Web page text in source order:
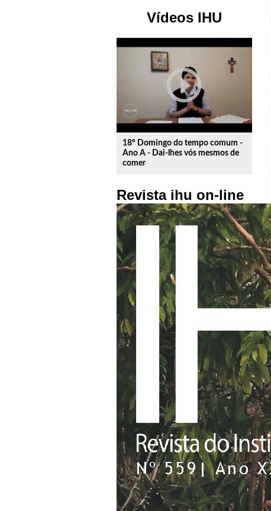
Vídeos IHU
play_circle_outline
18º Domingo do tempo comum -
Ano A - Dai-lhes vós mesmos de
comer
Revista ihu on-line